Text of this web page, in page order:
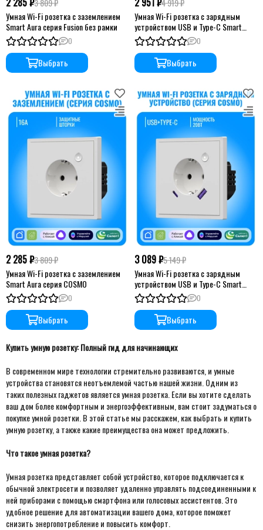
3 809 ₽
Умная Wi-Fi розетка с заземлением
Smart Aura серия Fusion без рамки
0
Выбрать
4 919 ₽
Умная Wi-Fi розетка с зарядным
устройством USB и Type-C Smart
Aura серия Fusion без рамки
0
Выбрать
2 285 ₽3 809 ₽
Умная Wi-Fi розетка с заземлением
Smart Aura серия COSMO
0
Выбрать
3 089 ₽5 149 ₽
Умная Wi-Fi розетка с зарядным
устройством USB и Type-C Smart
Aura серия COSMO 0
Выбрать
Купить умную розетку: Полный гид для начинающих
В современном мире технологии стремительно развиваются, и умные
устройства становятся неотъемлемой частью нашей жизни. Одним из
таких полезных гаджетов является умная розетка. Если вы хотите сделать
ваш дом более комфортным и энергоэффективным, вам стоит задуматься о
покупке умной розетки. В этой статье мы расскажем, как выбрать и купить
умную розетку, а также какие преимущества она может предложить.
Что такое умная розетка?
Умная розетка представляет собой устройство, которое подключается к
обычной электросети и позволяет удаленно управлять подсоединенными к
ней приборами с помощью смартфона или голосовых ассистентов. Это
удобное решение для автоматизации вашего дома, которое поможет
снизить энергопотребление и повысить комфорт.